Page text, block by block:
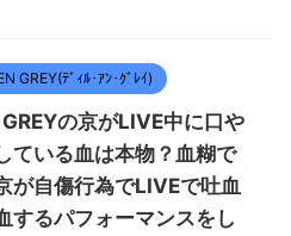
GREY(ﾃﾞｨﾙ･ｱﾝ･ｸﾞﾚｲ)
GREYの京がLIVE中に口や
ている血は本物？血糊で
が自傷行為でLIVEで吐血
するパフォーマンスをし